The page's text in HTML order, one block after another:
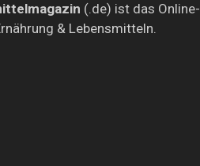
(.de) ist das Online-
& Lebensmitteln.